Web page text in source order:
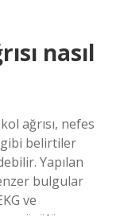
nasıl
ağrısı, nefes
gibi belirtiler
Yapılan
bulgular
ve